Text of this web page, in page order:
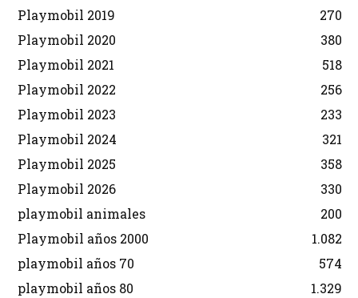
Playmobil 2019
270
Playmobil 2020
380
Playmobil 2021
518
Playmobil 2022
256
Playmobil 2023
233
Playmobil 2024
321
Playmobil 2025
358
Playmobil 2026
330
playmobil animales
200
Playmobil años 2000
1.082
playmobil años 70
574
playmobil años 80
1.329